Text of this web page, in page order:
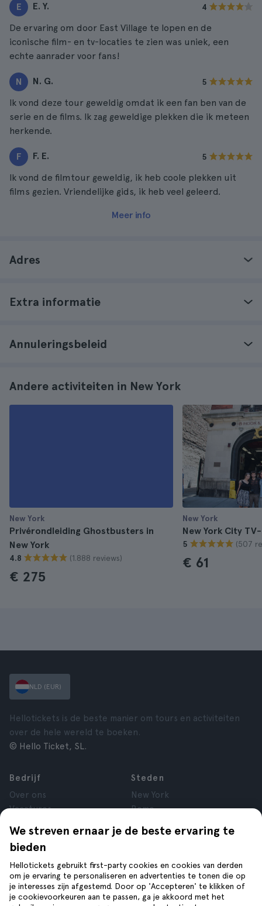
E E. Y. 4
De ervaring om door East Village te lopen en de
iconische film- en tv-locaties te zien was uniek, een
echte aanrader voor fans!
N N. G. 5
Ik vond deze tour geweldig omdat ik een fan ben van de
serie en de films. Ik zag geweldige plekken die ik meteen
herkende.
F F. E. 5
Ik vond de filmtour geweldig, ik heb coole plekken uit
films gezien. Vriendelijke gids, ik heb veel geleerd.
Meer info
Adres
Extra informatie
Annuleringsbeleid
Andere activiteiten in New York
New York
Privérondleiding Ghostbusters in
New York
4.8 (1.888 reviews)
€ 275
New York
New York City
5 (507
€ 61
We streven ernaar je de beste ervaring te
bieden
Hellotickets gebruikt first-party cookies en cookies van derden
om je ervaring te personaliseren en advertenties te tonen die op
je interesses zijn afgestemd. Door op 'Accepteren' te klikken of
je cookievoorkeuren aan te passen, ga je akkoord met het
NLD (EUR)
Hellotickets is de beste manier om tours en activiteiten
over de hele wereld te boeken.
© Hello Ticket, SL.
Bedrijf
Over ons
Vacatures
Reviews
Privacy
Voorwaarden
Juridische kennisgeving
Cookies
Steden
New York
Rome
Londen
Krakau
Tenerife